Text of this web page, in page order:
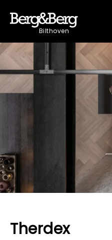
Bilthoven
Therdex